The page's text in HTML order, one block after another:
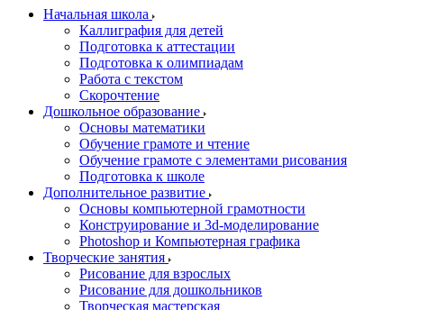
Начальная школа
Каллиграфия для детей
Подготовка к аттестации
Подготовка к олимпиадам
Работа с текстом
Скорочтение
Дошкольное образование
Основы математики
Обучение грамоте и чтение
Обучение грамоте с элементами рисования
Подготовка к школе
Дополнительное развитие
Основы компьютерной грамотности
Конструирование и 3d-моделирование
Photoshop и Компьютерная графика
Творческие занятия
Рисование для взрослых
Рисование для дошкольников
Творческая мастерская